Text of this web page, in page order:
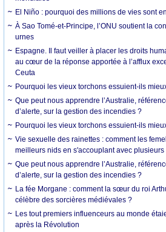
El Niño : pourquoi des millions de vies sont
À Sao Tomé-et-Principe, l’ONU soutient la
urnes
Espagne. Il faut veiller à placer les droits
au cœur de la réponse apportée à l’afflux
Ceuta
Pourquoi les vieux torchons essuient-ils
Que peut nous apprendre l’Australie,
d’alerte, sur la gestion des incendies ?
Pourquoi les vieux torchons essuient-ils
Vie sexuelle des rainettes : comment les
meilleurs nids en s'accouplant avec
Que peut nous apprendre l’Australie,
d’alerte, sur la gestion des incendies ?
La fée Morgane : comment la sœur du roi
célèbre des sorcières médiévales ?
Les tout premiers influenceurs au monde
après la Révolution